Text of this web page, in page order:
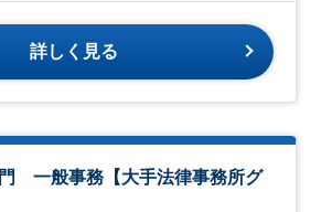
詳しく見る
一般事務【大手法律事務所グ